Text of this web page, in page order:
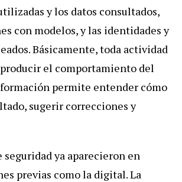
y los datos consultados,
con modelos, y las identidades y
Básicamente, toda actividad
el comportamiento del
permite entender cómo
sugerir correcciones y
seguridad ya aparecieron en
previas como la digital. La